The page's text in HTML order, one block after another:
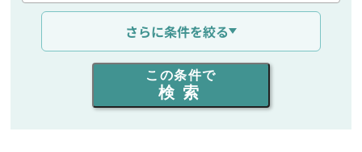
通信距離を選ぶ
出力を選ぶ
同時通話人数を選ぶ
さらに条件を絞る
この条件で
検索